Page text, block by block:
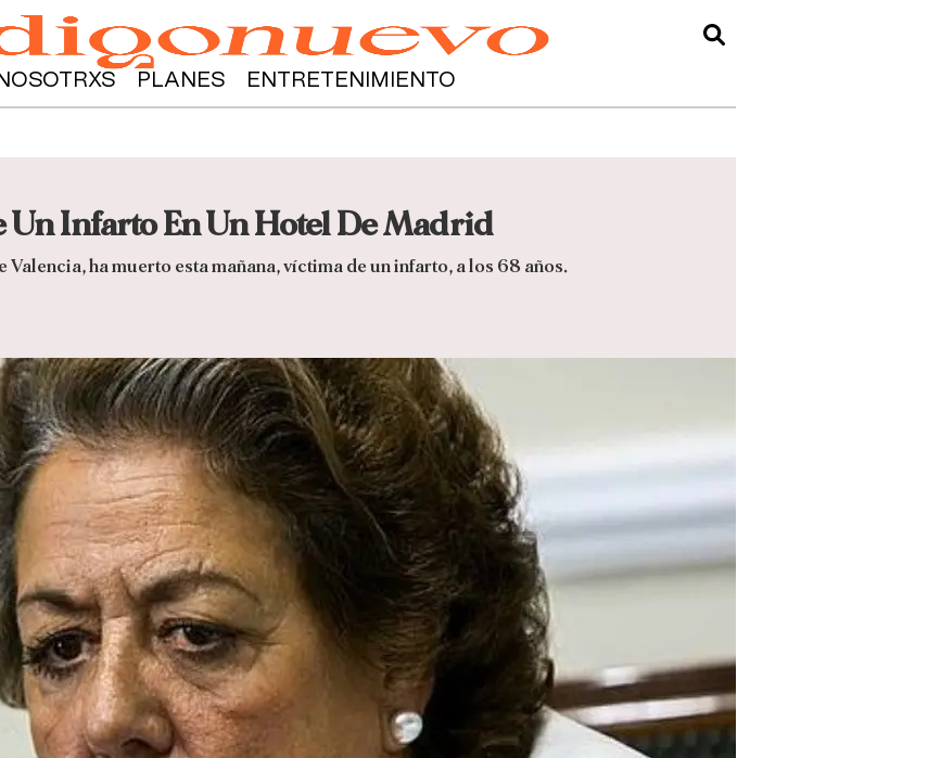
PLANES ENTRETENIMIENTO
Un Infarto En Un Hotel De Madrid
Valencia, ha muerto esta mañana, víctima de un infarto, a los 68 años.